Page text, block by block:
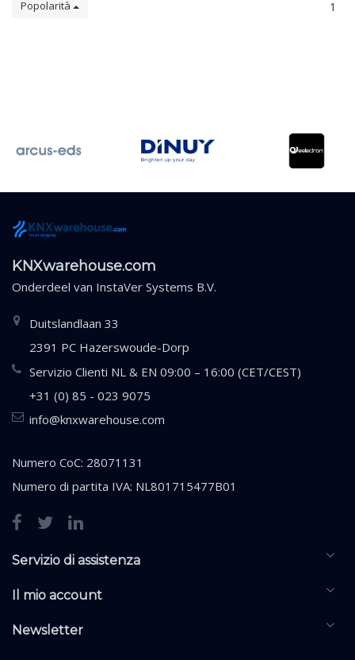
Popolarità 1
KNXwarehouse.com
Onderdeel van InstaVer Systems B.V.
Duitslandlaan 33
2391 PC Hazerswoude-Dorp
Servizio Clienti NL & EN 09:00 – 16:00 (CET/CEST)
+31 (0) 85 - 023 9075
info@knxwarehouse.com
Numero CoC: 28071131
Numero di partita IVA: NL801715477B01
Servizio di assistenza
Il mio account
Newsletter